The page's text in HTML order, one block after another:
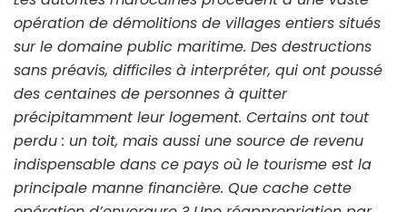
opération de démolitions de villages entiers situés
sur le domaine public maritime. Des destructions
sans préavis, difficiles à interpréter, qui ont poussé
des centaines de personnes à quitter
précipitamment leur logement. Certains ont tout
perdu : un toit, mais aussi une source de revenu
indispensable dans ce pays où le tourisme est la
principale manne financière. Que cache cette